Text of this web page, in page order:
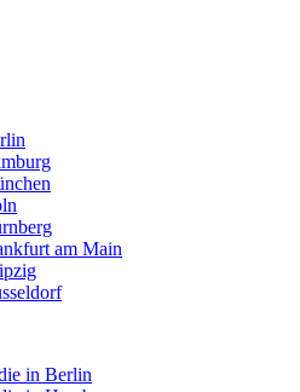
am Main
in Berlin